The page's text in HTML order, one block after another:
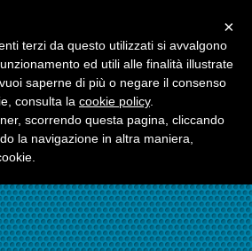
☎324.7403485
×
terzi da questo utilizzati si avvalgono
ed utili alle finalità illustrate
saperne di più o negare il consenso
consulta la cookie policy.
scorrendo questa pagina, cliccando
la navigazione in altra maniera,